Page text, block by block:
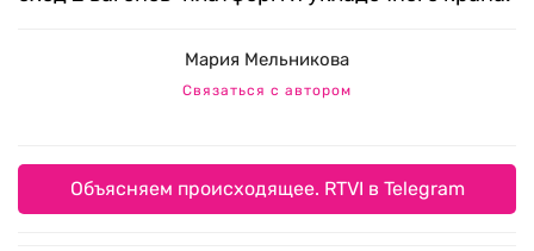
Мария Мельникова
Связаться с автором
Объясняем происходящее. RTVI в Telegram